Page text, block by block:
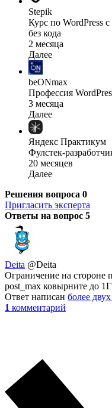
Stepik
Курс по WordPress с
без кода
2 месяца
Далее
beONmax
Профессия
3 месяца
Далее
Яндекс Практикум
Фулстек-
20 месяцев
Далее
Решения вопроса 0
Пригласить эксперта
Ответы на вопрос 5
Deita @Deita
Ограничение на стороне
post_max ковырните до
Ответ написан более
1 комментарий